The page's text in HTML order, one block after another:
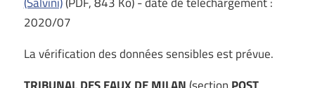
2020/07
La vérification des données sensibles est prévue.